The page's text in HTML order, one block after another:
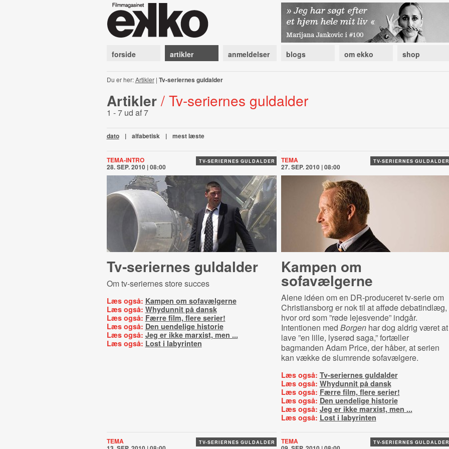
forside artikler anmeldelser blogs om ekko shop
Du er her:Artikler| Tv-seriernes guldalder
Artikler / Tv-seriernes guldalder
1 - 7 ud af 7
dato | alfabetisk | mest læste
TV-SERIERNES GULDALDER
TEMA-INTRO
28. SEP. 2010 | 08:00
Tv-seriernes guldalder
Om tv-seriernes store succes
Læs også: Kampen om sofavælgerne
Læs også: Whydunnit på dansk
Læs også: Færre film, flere serier!
Læs også: Den uendelige historie
Læs også: Jeg er ikke marxist, men ...
Læs også: Lost i labyrinten
TV-SERIERNES GULDALDER
TEMA
27. SEP. 2010 | 08:00
Kampen om
sofavælgerne
Alene idéen om en DR-produceret tv-serie om
Christiansborg er nok til at afføde debatindlæg,
hvor ord som ”røde lejesvende” indgår.
Intentionen med Borgenhar dog aldrig været at
lave ”en lille, lyserød saga,” fortæller
bagmanden Adam Price, der håber, at serien
kan vække de slumrende sofavælgere.
Læs også: Tv-seriernes guldalder
Læs også: Whydunnit på dansk
Læs også: Færre film, flere serier!
Læs også: Den uendelige historie
Læs også: Jeg er ikke marxist, men ...
Læs også: Lost i labyrinten
TV-SERIERNES GULDALDER
TEMA TV-SERIERNES GULDALDER
TEMA